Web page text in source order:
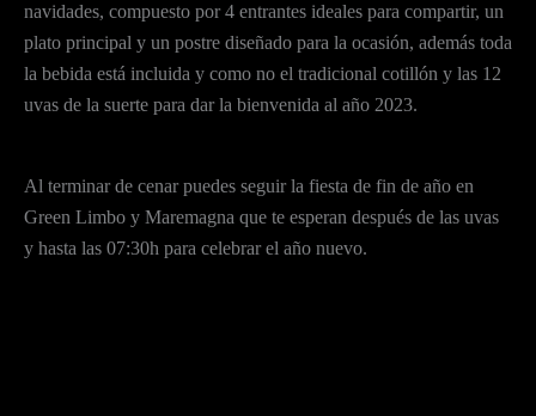
navidades, compuesto por 4 entrantes ideales para compartir, un
plato principal y un postre diseñado para la ocasión, además toda
la bebida está incluida y como no el tradicional cotillón y las 12
uvas de la suerte para dar la bienvenida al año 2023.
Al terminar de cenar puedes seguir la fiesta de fin de año en
Green Limbo y Maremagna que te esperan después de las uvas
y hasta las 07:30h para celebrar el año nuevo.